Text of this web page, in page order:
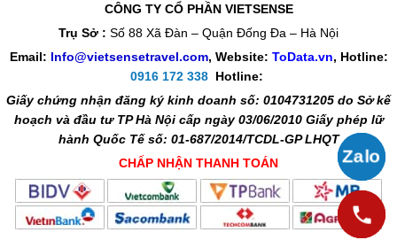
CÔNG TY CỔ PHẦN VIETSENSE
Trụ Sở : Số 88 Xã Đàn – Quận Đống Đa – Hà Nội
Email: Info@vietsensetravel.com, Website: ToData.vn, Hotline:
0916 172 338 Hotline:
Giấy chứng nhận đăng ký kinh doanh số: 0104731205 do Sở kế
hoạch và đầu tư TP Hà Nội cấp ngày 03/06/2010 Giấy phép lữ
hành Quốc Tế số: 01-687/2014/TCDL-GP LHQT
CHẤP NHẬN THANH TOÁN